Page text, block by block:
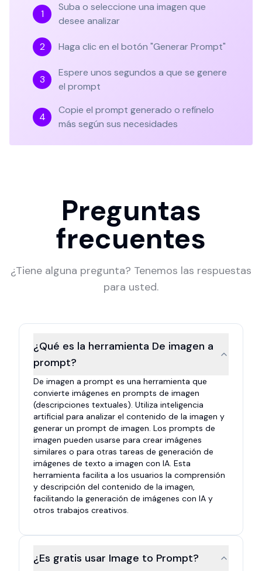
1
Suba o seleccione una imagen que
desee analizar
2 Haga clic en el botón "Generar Prompt"
3
Espere unos segundos a que se genere
el prompt
4
Copie el prompt generado o refínelo
más según sus necesidades
Preguntas
frecuentes
¿Tiene alguna pregunta? Tenemos las respuestas
para usted.
¿Qué es la herramienta De imagen a
prompt?
De imagen a prompt es una herramienta que
convierte imágenes en prompts de imagen
(descripciones textuales). Utiliza inteligencia
artificial para analizar el contenido de la imagen y
generar un prompt de imagen. Los prompts de
imagen pueden usarse para crear imágenes
similares o para otras tareas de generación de
imágenes de texto a imagen con IA. Esta
herramienta facilita a los usuarios la comprensión
y descripción del contenido de la imagen,
facilitando la generación de imágenes con IA y
otros trabajos creativos.
¿Es gratis usar Image to Prompt?